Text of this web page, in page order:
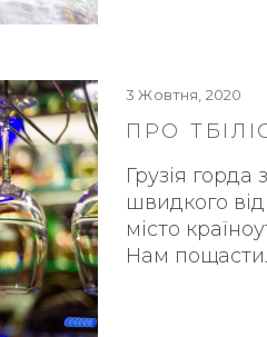
3 Жовтня, 2020
ПРО
Грузія горда
швидкого
місто
Нам